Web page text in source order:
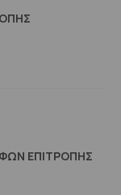
ΕΠΙΤΡΟΠΗΣ